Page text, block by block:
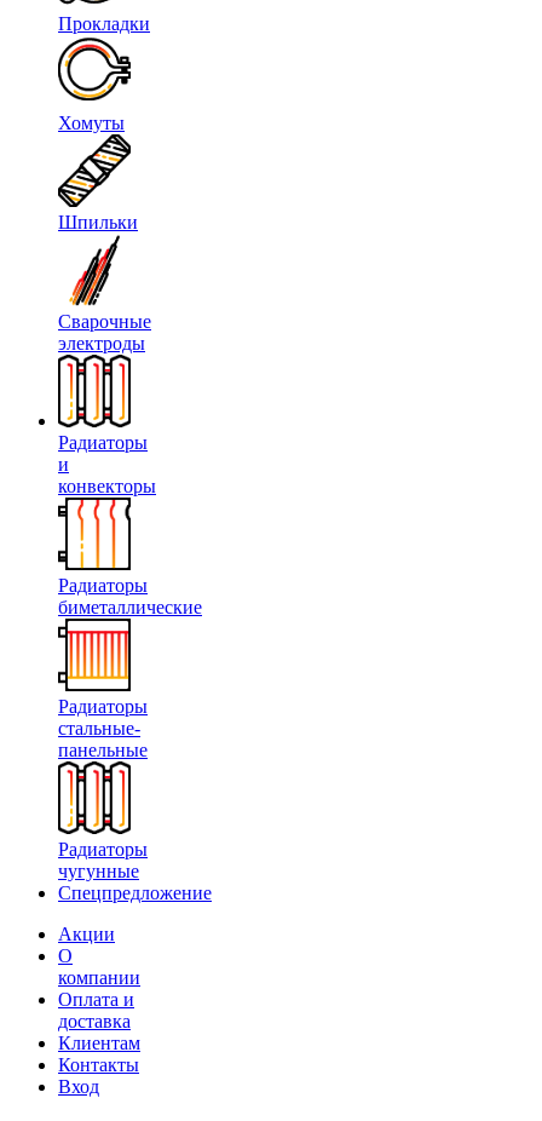
Прокладки
Хомуты
Шпильки
Сварочные
электроды
Радиаторы
и
конвекторы
Радиаторы
биметаллические
Радиаторы
стальные-
панельные
Радиаторы
чугунные
Спецпредложение
Акции
О
компании
Оплата и
доставка
Клиентам
Контакты
Вход